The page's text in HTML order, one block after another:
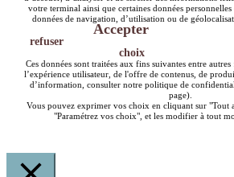
votre terminal ainsi que certaines données personnelles
données de navigation, d’utilisation ou de
Accepter
refuser
choix
Ces données sont traitées aux fins suivantes entre
l’expérience utilisateur, de l'offre de contenus, de
d’information, consulter notre politique de
page).
Vous pouvez exprimer vos choix en cliquant sur "Tout
"Paramétrez vos choix", et les modifier à tout